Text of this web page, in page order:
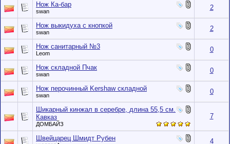
Нож Ка-бар
swan 2
Нож выкидуха с кнопкой
swan 2
Нож санитарный №3
Leom 0
Нож складной Пчак
swan 0
Нож перочинный Kershaw складной
swan 0
Шикарный кинжал в серебре, длина 55,5 см.
Кавказ
ДОМБАЙЗ
7
Швейцарец Шмидт Рубен 4